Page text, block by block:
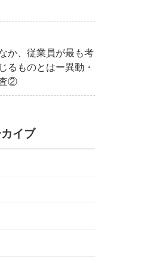
か、従業員が最も考
るものとはー異動・
査②
イブ